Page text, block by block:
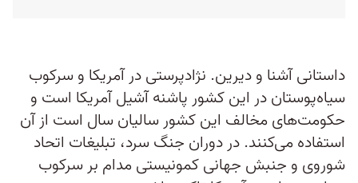
داستانی آشنا و دیرین. نژادپرستی در آمریکا و سرکوب
سیاه‌پوستان در این کشور پاشنه آشیل آمریکا است و
حکومت‌های مخالف این کشور سالیان سال است از آن
استفاده می‌کنند. در دوران جنگ سرد، تبلیغات اتحاد
شوروی و جنبش جهانی کمونیستی مدام بر سرکوب